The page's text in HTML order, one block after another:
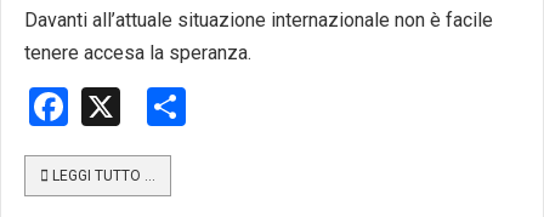
Davanti all’attuale situazione internazionale non è facile
tenere accesa la speranza.
Facebook
LEGGI TUTTO …